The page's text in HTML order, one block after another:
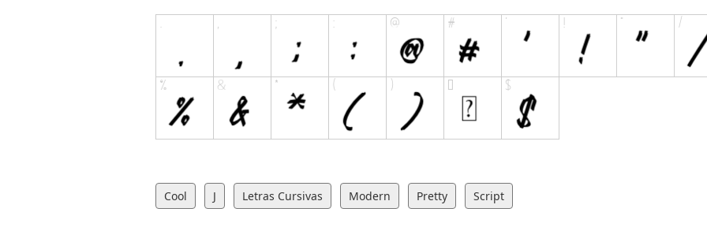
Cool J Letras Cursivas Modern Pretty Script